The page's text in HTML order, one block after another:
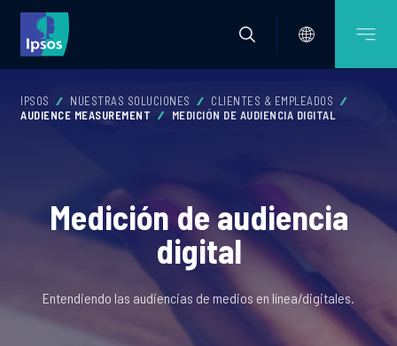
IPSOS NUESTRAS SOLUCIONES
CLIENTES & EMPLEADOS
AUDIENCE MEASUREMENT
MEDICIÓN DE AUDIENCIA DIGITAL
Medición de audiencia
digital
Entendiendo las audiencias de medios en línea/digitales.